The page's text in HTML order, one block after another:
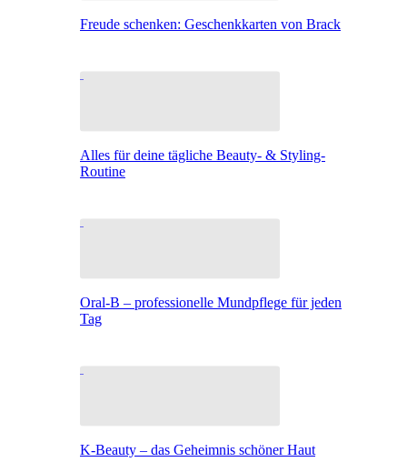
Freude schenken: Geschenkkarten von Brack
Alles für deine tägliche Beauty- & Styling-
Routine
Oral-B – professionelle Mundpflege für jeden
Tag
K-Beauty – das Geheimnis schöner Haut